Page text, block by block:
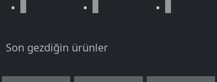
Son gezdiğin ürünler